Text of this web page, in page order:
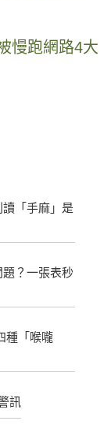
慢跑網路4大
「手麻」是
？一張表秒
種「喉嚨
訊